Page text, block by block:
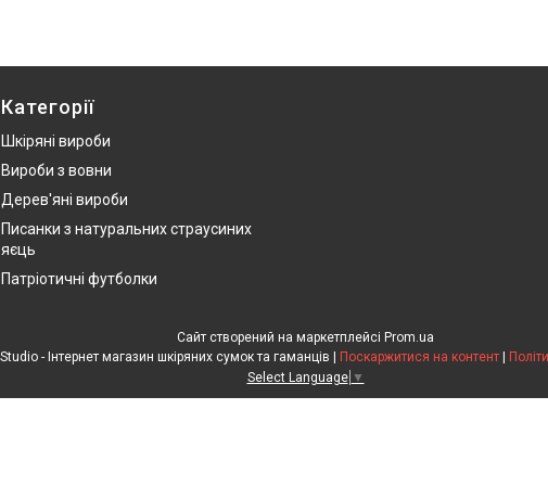
Категорії
Шкіряні вироби
Вироби з вовни
Дерев'яні вироби
Писанки з натуральних страусиних
яєць
Патріотичні футболки
Сайт створений на маркетплейсі Prom.ua
HandWork Studio - Інтернет магазин шкіряних сумок та гаманців | Поскаржитися на контент |
Select Language ▼